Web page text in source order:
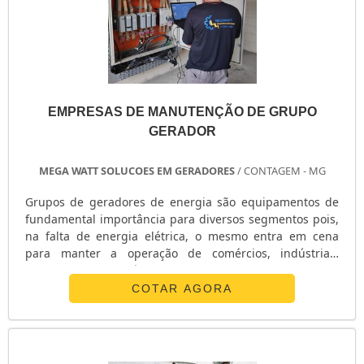
EMPRESAS DE MANUTENÇÃO DE GRUPO
GERADOR
MEGA WATT SOLUCOES EM GERADORES/ CONTAGEM - MG
Grupos de geradores de energia são equipamentos de
fundamental importância para diversos segmentos pois,
na falta de energia elétrica, o mesmo entra em cena
para manter a operação de comércios, indústrias,
hospitais, condomínios, etc. Para garantir o bom
funcionamento destes equipamentos, é crucial contar
com os serviços de conceituadas empresas de
manutenção de grupo gerador.DETALHES SOBRE O
COTAR AGORA